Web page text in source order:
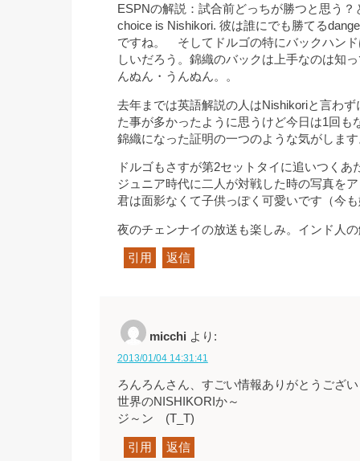
ESPNの解説：試合前どっちが勝つと思う
choice is Nishikori. 彼は誰にでも勝てる
ですね。 そしてドルゴの特にバックハン
しいだろう。錦織のバックは上手なのは知
んぬん・うんぬん。。
去年までは英語解説の人はNishikoriと言わ
た事が多かったように思うけど今日は1回
錦織になった証明の一つのような気がします
ドルゴもさすが第2セットタイに追いつく
ジュニア時代に二人が対戦した時の写真を
君は面影なくて子供っぽく可愛いです（今
夜のチェンナイの放送も楽しみ。インド人の
引用 返信
micchi より:
2013/01/04 14:31:41
ろんろんさん、すごい情報ありがとうござ
世界のNISHIKORIか～
ジ～ン (T_T)
引用 返信